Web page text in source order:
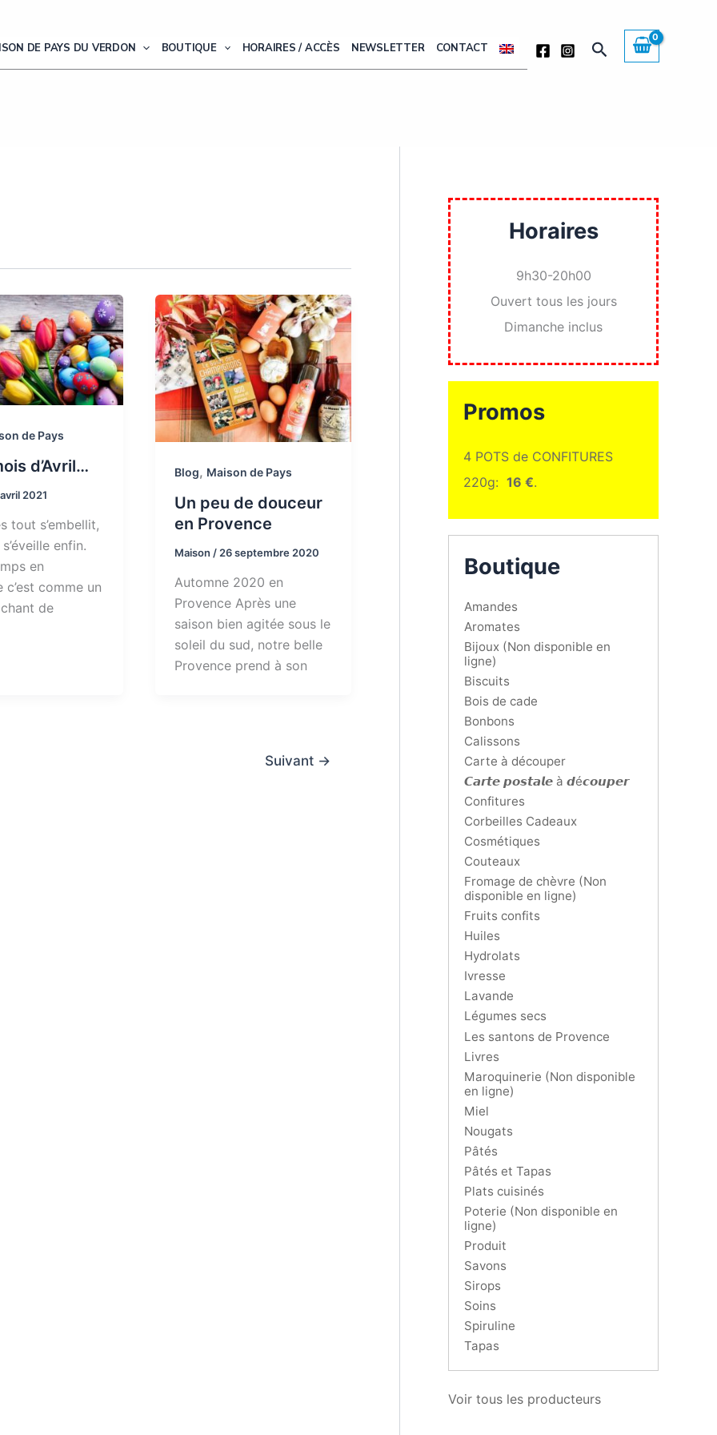
DE PAYS DU VERDON BOUTIQUE HORAIRES / ACCÈS NEWSLETTER CONTACT Rechercher
de Pays
d’Avril…
2021
tout s’embellit,
enfin.
en
c’est comme un
de
Blog, Maison de Pays
Un peu de douceur
en Provence
Maison / 26 septembre 2020
Automne 2020 en
Provence Après une
saison bien agitée sous le
soleil du sud, notre belle
Provence prend à son
Suivant →
Horaires
9h30-20h00
Ouvert tous les jours
Dimanche inclus
Promos
4 POTS de CONFITURES
220g: 16 €.
Boutique
Amandes
Aromates
Bijoux (Non disponible en
ligne)
Biscuits
Bois de cade
Bonbons
Calissons
Carte à découper
𝘾𝙖𝙧𝙩𝙚 𝙥𝙤𝙨𝙩𝙖𝙡𝙚 à 𝙙é𝙘𝙤𝙪𝙥𝙚𝙧
Confitures
Corbeilles Cadeaux
Cosmétiques
Couteaux
Fromage de chèvre (Non
disponible en ligne)
Fruits confits
Huiles
Hydrolats
Ivresse
Lavande
Légumes secs
Les santons de Provence
Livres
Maroquinerie (Non disponible
en ligne)
Miel
Nougats
Pâtés
Pâtés et Tapas
Plats cuisinés
Poterie (Non disponible en
ligne)
Produit
Savons
Sirops
Soins
Spiruline
Tapas
Voir tous les producteurs